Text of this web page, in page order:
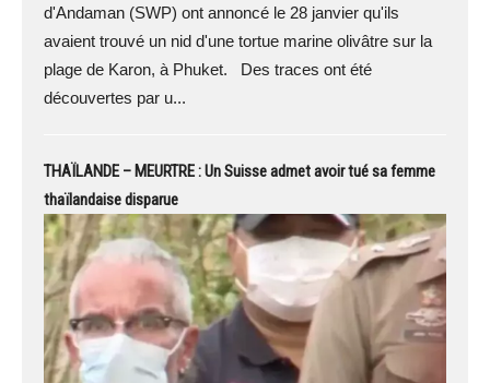
d'Andaman (SWP) ont annoncé le 28 janvier qu'ils
avaient trouvé un nid d'une tortue marine olivâtre sur la
plage de Karon, à Phuket. Des traces ont été
découvertes par u...
THAÏLANDE – MEURTRE : Un Suisse admet avoir tué sa femme
thaïlandaise disparue